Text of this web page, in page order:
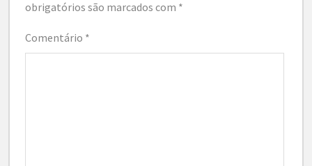
obrigatórios são marcados com *
Comentário *